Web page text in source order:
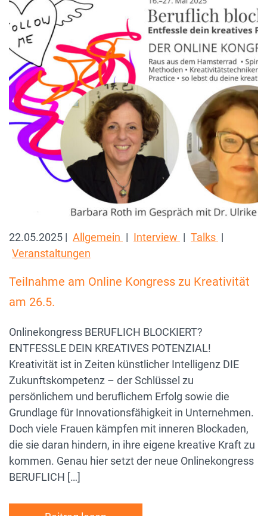
22.05.2025 | Allgemein | Interview | Talks |
Veranstaltungen
Teilnahme am Online Kongress zu Kreativität
am 26.5.
Onlinekongress BERUFLICH BLOCKIERT?
ENTFESSLE DEIN KREATIVES POTENZIAL!
Kreativität ist in Zeiten künstlicher Intelligenz DIE
Zukunftskompetenz – der Schlüssel zu
persönlichem und beruflichem Erfolg sowie die
Grundlage für Innovationsfähigkeit in Unternehmen.
Doch viele Frauen kämpfen mit inneren Blockaden,
die sie daran hindern, in ihre eigene kreative Kraft zu
kommen. Genau hier setzt der neue Onlinekongress
BERUFLICH […]